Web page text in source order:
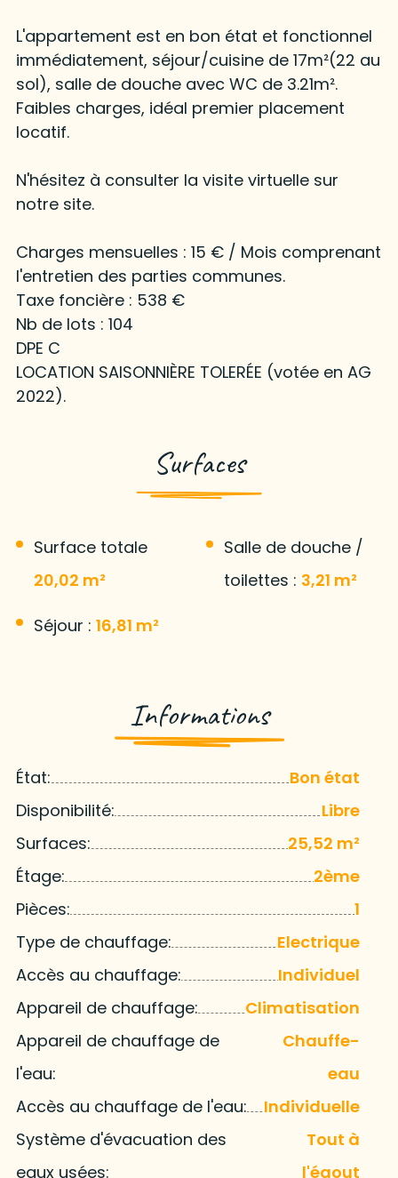
L'appartement est en bon état et fonctionnel
immédiatement, séjour/cuisine de 17m²(22 au
sol), salle de douche avec WC de 3.21m².
Faibles charges, idéal premier placement
locatif.
N'hésitez à consulter la visite virtuelle sur
notre site.
Charges mensuelles : 15 € / Mois comprenant
l'entretien des parties communes.
Taxe foncière : 538 €
Nb de lots : 104
DPE C
LOCATION SAISONNIÈRE TOLERÉE (votée en AG
2022).
Surfaces
Surface totale
20,02 m²
Séjour : 16,81 m²
Salle de douche /
toilettes : 3,21 m²
Informations
État:
Bon état
Disponibilité:
Libre
Surfaces:
25,52 m²
Étage:
2ème
Pièces:
1
Type de chauffage:
Electrique
Accès au chauffage:
Individuel
Appareil de chauffage:
Climatisation
Appareil de chauffage de
l'eau:
Chauffe-
eau
Accès au chauffage de l'eau:
Individuelle
Système d'évacuation des
eaux usées:
Tout à
l'égout